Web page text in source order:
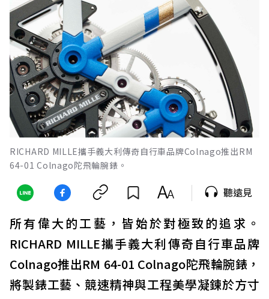
RICHARD MILLE攜手義大利傳奇自行車品牌Colnago推出RM
64-01 Colnago陀飛輪腕錶。
聽遠見
所有偉大的工藝，皆始於對極致的追求。
RICHARD MILLE攜手義大利傳奇自行車品牌
Colnago推出RM 64-01 Colnago陀飛輪腕錶，
將製錶工藝、競速精神與工程美學凝鍊於方寸